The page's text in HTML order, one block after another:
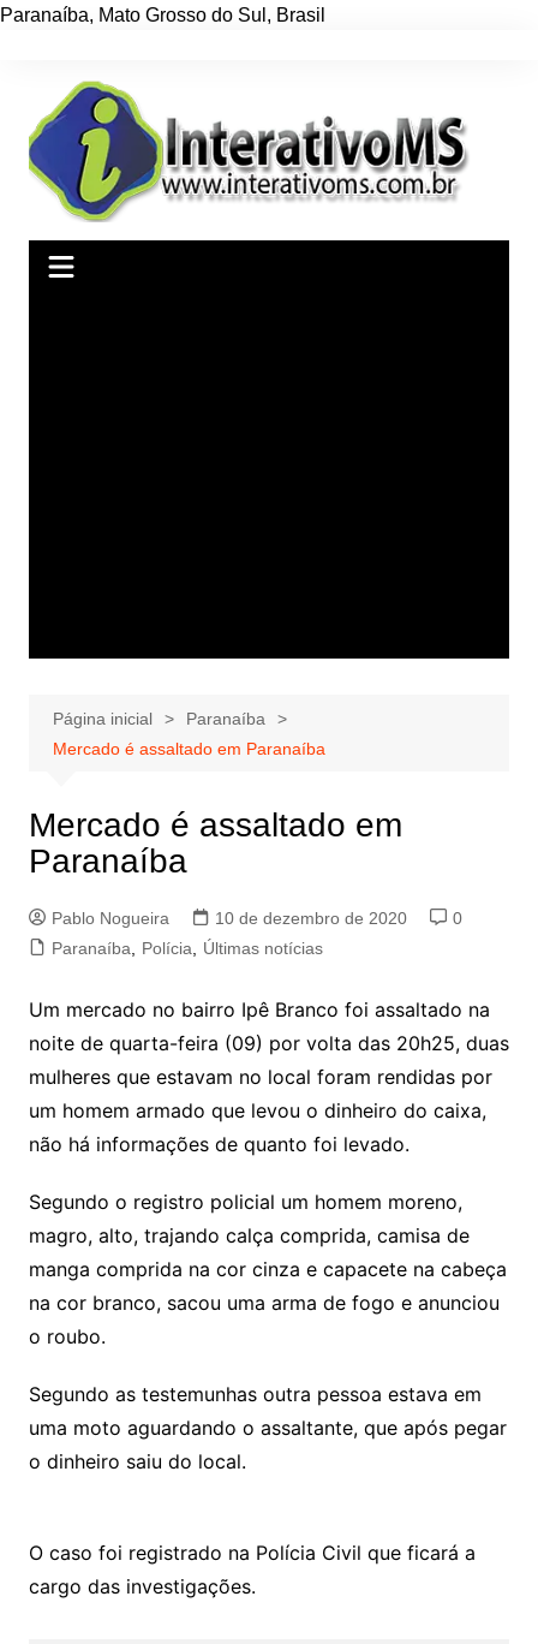
Paranaíba, Mato Grosso do Sul , Brasil
conteúdo
Página inicial
Paranaíba
Mercado é assaltado em Paranaíba
Mercado é assaltado em
Paranaíba
Pablo Nogueira 10 de dezembro de 2020
0
Paranaíba
Polícia Últimas notícias
Um mercado no bairro Ipê Branco foi assaltado na
noite de quarta-feira (09) por volta das 20h25, duas
mulheres que estavam no local foram rendidas por
um homem armado que levou o dinheiro do caixa,
não há informações de quanto foi levado.
Segundo o registro policial um homem moreno,
magro, alto, trajando calça comprida, camisa de
manga comprida na cor cinza e capacete na cabeça
na cor branco, sacou uma arma de fogo e anunciou
o roubo.
Segundo as testemunhas outra pessoa estava em
uma moto aguardando o assaltante, que após pegar
o dinheiro saiu do local.
O caso foi registrado na Polícia Civil que ficará a
cargo das investigações.